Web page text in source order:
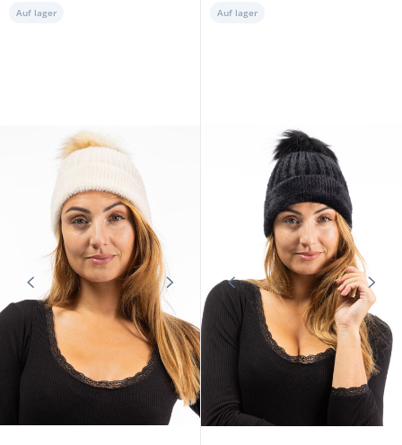
Auf lager Auf lager